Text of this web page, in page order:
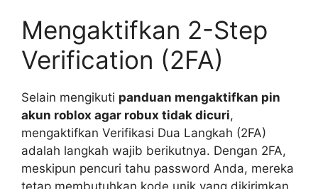
Mengaktifkan 2-Step
Verification (2FA)
Selain mengikuti panduan mengaktifkan pin
akun roblox agar robux tidak dicuri,
mengaktifkan Verifikasi Dua Langkah (2FA)
adalah langkah wajib berikutnya. Dengan 2FA,
meskipun pencuri tahu password Anda, mereka
tetap membutuhkan kode unik yang dikirimkan